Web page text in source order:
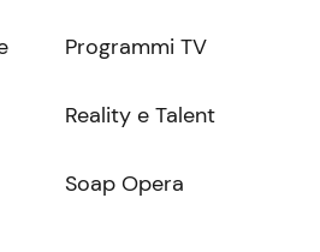
Programmi TV
Reality e Talent
Soap Opera